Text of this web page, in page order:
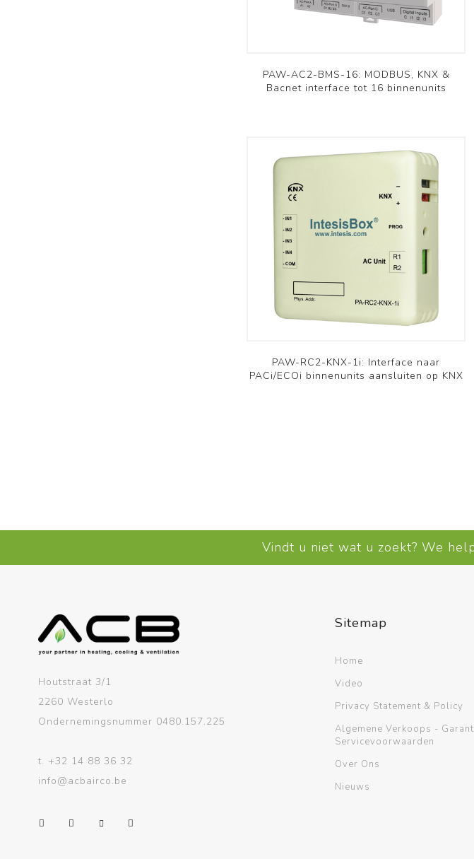
PAW-AC2-BMS-16: MODBUS, KNX &
Bacnet interface tot 16 binnenunits
PAW-RC2-KNX-1i: Interface naar
PACi/ECOi binnenunits aansluiten op KNX
Vindt u niet wat u zoekt? We
Houtstraat 3/1
2260 Westerlo
Ondernemingsnummer 0480.157.225
t. +32 14 88 36 32
info@acbairco.be
Sitemap
Home
Video
Privacy Statement & Policy
Algemene Verkoops -
Servicevoorwaarden
Over Ons
Nieuws